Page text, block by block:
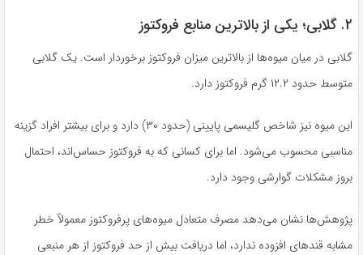
۲. گلابی؛ یکی از بالاترین منابع فروکتوز
گلابی در میان میوه‌ها از بالاترین میزان فروکتوز برخوردار است. یک گلابی
متوسط حدود ۱۲.۲ گرم فروکتوز دارد.
این میوه نیز شاخص گلیسمی پایینی (حدود ۳۰) دارد و برای بیشتر افراد گزینه
مناسبی محسوب می‌شود. اما برای کسانی که به فروکتوز حساس‌اند، احتمال
بروز مشکلات گوارشی وجود دارد.
پژوهش‌ها نشان می‌دهد مصرف متعادل میوه‌های پرفروکتوز معمولاً خطر
مشابه قندهای افزوده ندارد، اما دریافت بیش از حد فروکتوز از هر منبعی